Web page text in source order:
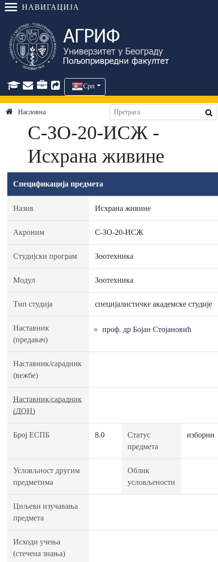
НАВИГАЦИЈА
Срп
Насловна
C-ЗО-20-ИСЖ -
Исхрана живине
Спецификација предмета
Назив Исхрана живине
Акроним C-ЗО-20-ИСЖ
Студијски програм Зоотехника
Модул Зоотехника
Тип студија специјалистичке академске студије
Наставник
(предавач)
проф. др Бојан Стојановић
Наставник/сарадник
(вежбе)
Наставник/сарадник
(ДОН)
Број ЕСПБ 8.0
Статус
предмета
изборни
Условљност другим
предметима
Облик
условљености
Циљеви изучавања
предмета
Исходи учења
(стечена знања)